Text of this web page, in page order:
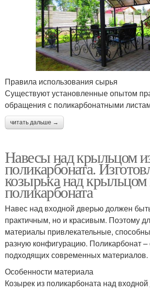
Правила использования сырья
Существуют установленные опытом
обращения с поликарбонатными
читать дальше →
Навесы над крыльцом
поликарбоната.
козырька над крыльцом
поликарбоната
Навес над входной дверью должен
практичным, но и красивым. Поэтому
материалы привлекательные,
разную конфигурацию. Поликарбонат
подходящих современных материалов.
Особенности материала
Козырек из поликарбоната над